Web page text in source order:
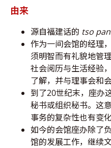
由来
源自福建话的 tso pan
作为一间会馆的经理
须明智而有礼貌地管
社会阅历与生活经验
了解，并与理事会和
到了20世纪末，座办
秘书或组织秘书。这
事务的复杂性也有变
如今的会馆座办除了
馆的发展工作，继续